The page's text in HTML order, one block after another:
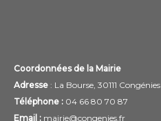
Coordonnées de la Mairie
Adresse : La Bourse, 30111 Congénies
Téléphone : 04 66 80 70 87
Email : mairie@congenies.fr